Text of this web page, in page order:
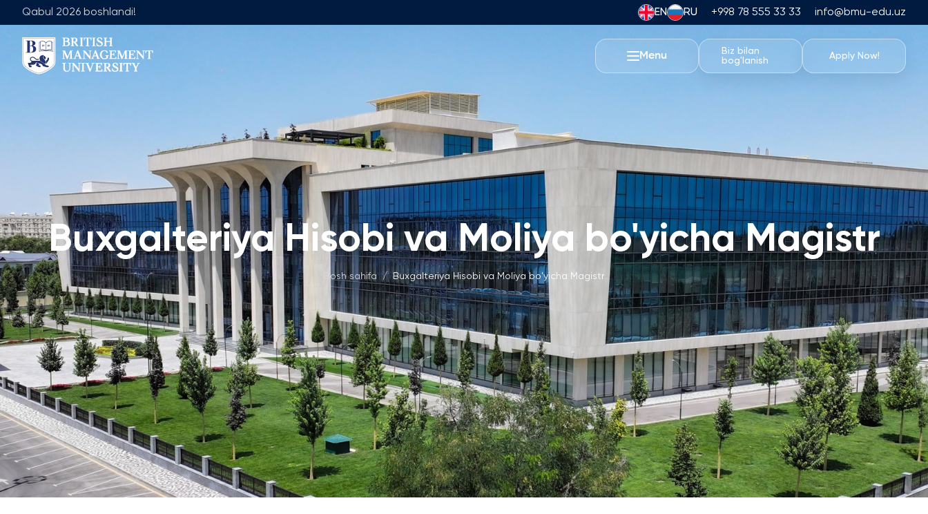
Qabul 2026 boshlandi! EN RU +998 78 555 33 33 info@bmu-edu.uz
Menu
Biz bilan
bog'lanish
Apply Now!
Ko'zlangan Natijalar va Maqsadlar
Sanoat Hamkorligi
Karyera Rivojlantirish Markazi
Korporativ Sektor bilan Ishlash
Professional Uyushmalarda Ishirok
Xalqaro Hamkorlik
University of Reading
Queen Margaret University
Amaliy Tadqiqotlar Markazi
Yetakchilik Jamoasi
Umumiy Ta'lim Fakulteti
Menejment Fakulteti
Ilmiy Maslahat Kengashi
Ish O'rinlari
Akademik Ish O'rinlari
Akademik Bo'lmagan Ish O'rinlari
O'quv Dasturlari
Foundation Dasturi
Dastur Tuzilmasi
Matematika Kirish Imtihonlari
Bakalavriat Dasturlari
Izoh
Ariza va To'lovlar
Magistratura
Izoh
Ariza va To'lovlar
Tayyorlov Kurslari
Pre-Master’s Dasturi
Excel Expert va Power BI Data Analyst
imtihoniga tayyorgarlik
Sun'iy Intellekt va Biznes Informatikasi
bilan Raqamli Rahbarlik
PMI Sertifikatsiyasi
PDU Kursi
Universitet Kampusi
Akademik Imkoniyatlar
Turar-joy va Ovqatlanish
Tadbirlar
Talabalar Hayoti
Students' Union
Talaba Klublari
Psixologiya va Farovonlik Bo'limi
Maqolalar
Foto Galereya
BMUga Tashrif
Buxgalteriya Hisobi va Moliya bo'yicha Magistr
Bosh sahifa / Buxgalteriya Hisobi va Moliya bo'yicha Magistr